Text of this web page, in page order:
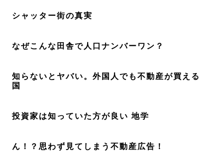
シャッター街の真実
なぜこんな田舎で人口ナンバーワン？
知らないとヤバい。外国人でも不動産が買える
国
投資家は知っていた方が良い 地学
ん！？思わず見てしまう不動産広告！